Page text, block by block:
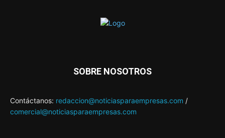
SOBRE NOSOTROS
Contáctanos: redaccion@noticiasparaempresas.com /
comercial@noticiasparaempresas.com